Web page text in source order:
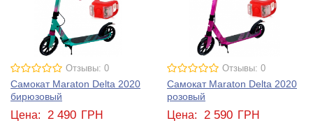
Отзывы: 0
Самокат Maraton Delta 2020
бирюзовый
Цена: 2 490 ГРН
Отзывы: 0
Самокат Maraton Delta 2020
розовый
Цена: 2 590 ГРН